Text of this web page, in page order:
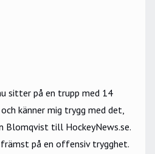
sitter på en trupp med 14
känner mig trygg med det,
Blomqvist till HockeyNews.se.
främst på en offensiv trygghet.